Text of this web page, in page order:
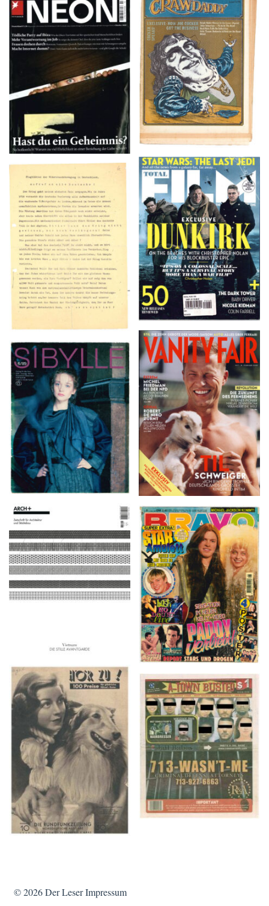
NEON – OKTOBER
2008
Crawdaddy – June/11/72
TOTAL FILM #260 –
SUMMER 2017
Flugblätter der Weissen
Rose – V, Januar 1943
VANITY FAIR – Nr. 7 –
8. Februar 2007
SIBYLLE 6/89
ARCH+ Nr. 226, Herbst
2016
BRAVO – Nr. 8, 13. Febr.
1997
HÖR ZU! – 1949,
NUMMER 10, Woche
vom 27. Februar bis 05.
März
A-TOWN BUSTED –
8/15/16–9/1/16
© 2026Der Leser Impressum